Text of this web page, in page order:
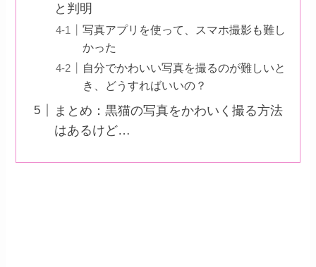
と判明
写真アプリを使って、スマホ撮影も難し
かった
自分でかわいい写真を撮るのが難しいと
き、どうすればいいの？
まとめ：黒猫の写真をかわいく撮る方法
はあるけど…